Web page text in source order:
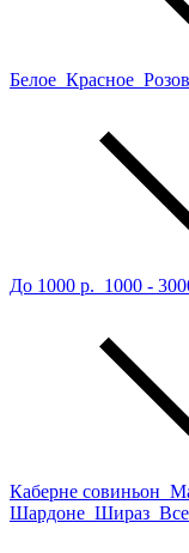
Белое Красное
До 1000 р. 1000 -
Каберне совиньон
Шардоне Шираз